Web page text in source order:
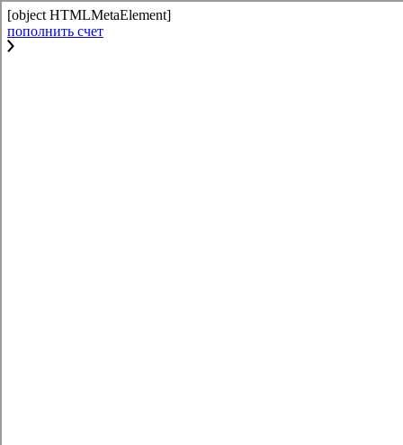
[object HTMLMetaElement]
пополнить счет